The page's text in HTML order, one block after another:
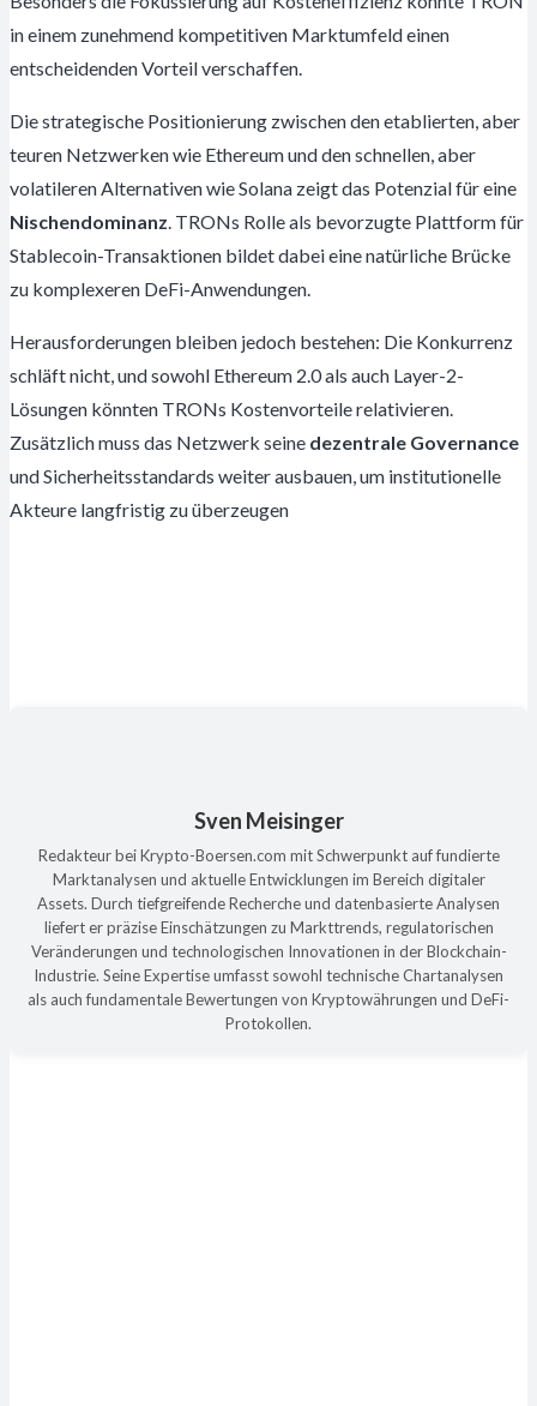
in einem zunehmend kompetitiven Marktumfeld einen
entscheidenden Vorteil verschaffen.
Die strategische Positionierung zwischen den etablierten, aber
teuren Netzwerken wie Ethereum und den schnellen, aber
volatileren Alternativen wie Solana zeigt das Potenzial für eine
Nischendominanz . TRONs Rolle als bevorzugte Plattform für
Stablecoin-Transaktionen bildet dabei eine natürliche Brücke
zu komplexeren DeFi-Anwendungen.
Herausforderungen bleiben jedoch bestehen: Die Konkurrenz
schläft nicht, und sowohl Ethereum 2.0 als auch Layer-2-
Lösungen könnten TRONs Kostenvorteile relativieren.
Zusätzlich muss das Netzwerk seine dezentrale Governance
und Sicherheitsstandards weiter ausbauen, um institutionelle
Akteure langfristig zu überzeugen
Sven Meisinger
Redakteur bei Krypto-Boersen.com mit Schwerpunkt auf fundierte
Marktanalysen und aktuelle Entwicklungen im Bereich digitaler
Assets. Durch tiefgreifende Recherche und datenbasierte Analysen
liefert er präzise Einschätzungen zu Markttrends, regulatorischen
Veränderungen und technologischen Innovationen in der Blockchain-
Industrie. Seine Expertise umfasst sowohl technische Chartanalysen
als auch fundamentale Bewertungen von Kryptowährungen und DeFi-
Protokollen.